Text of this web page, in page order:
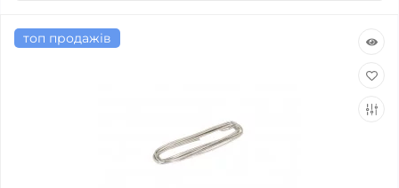
топ продажів